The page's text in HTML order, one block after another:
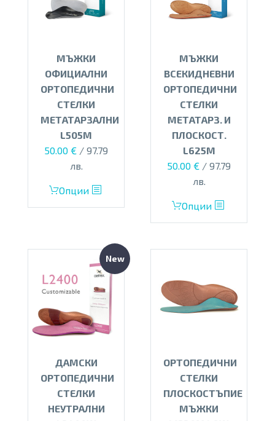
may
on
the
product
page
may
on
the
product
page
МЪЖКИ
ОФИЦИАЛНИ
ОРТОПЕДИЧНИ
СТЕЛКИ
МЕТАТАРЗАЛНИ
L505M
50.00 € / 97.79
лв.
Опции
This
product
variants.
The
options
may
be
chosen
the
product
page
МЪЖКИ
ВСЕКИДНЕВНИ
ОРТОПЕДИЧНИ
СТЕЛКИ
МЕТАТАРЗ. И
ПЛОСКОСТ.
L625M
50.00 € / 97.79
лв.
Опции
This
product
multiple
The
options
may
on
the
product
page
New
ДАМСКИ
ОРТОПЕДИЧНИ
СТЕЛКИ
НЕУТРАЛНИ
ОРТОПЕДИЧНИ
СТЕЛКИ
ПЛОСКОСТЪПИЕ
МЪЖКИ